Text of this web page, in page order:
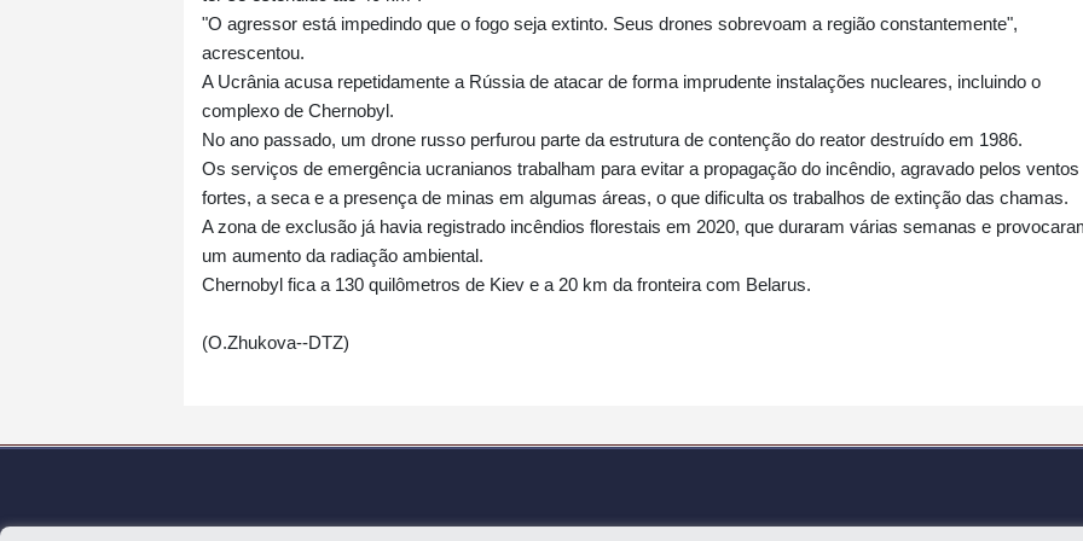
"O agressor está impedindo que o fogo seja extinto. Seus drones sobrevoam a região constantemente",
acrescentou.
A Ucrânia acusa repetidamente a Rússia de atacar de forma imprudente instalações nucleares, incluindo o
complexo de Chernobyl.
No ano passado, um drone russo perfurou parte da estrutura de contenção do reator destruído em 1986.
Os serviços de emergência ucranianos trabalham para evitar a propagação do incêndio, agravado pelos ventos
fortes, a seca e a presença de minas em algumas áreas, o que dificulta os trabalhos de extinção das chamas.
A zona de exclusão já havia registrado incêndios florestais em 2020, que duraram várias semanas e
um aumento da radiação ambiental.
Chernobyl fica a 130 quilômetros de Kiev e a 20 km da fronteira com Belarus.
(O.Zhukova--DTZ)